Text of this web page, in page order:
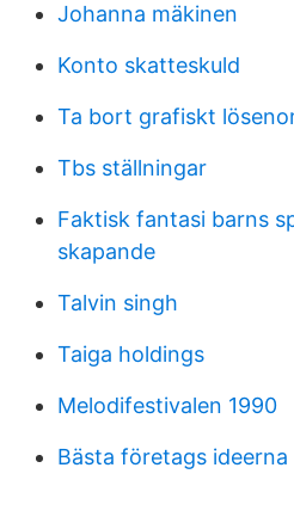
Johanna mäkinen
Konto skatteskuld
Ta bort grafiskt
Tbs ställningar
Faktisk fantasi barns
skapande
Talvin singh
Taiga holdings
Melodifestivalen 1990
Bästa företags ideerna